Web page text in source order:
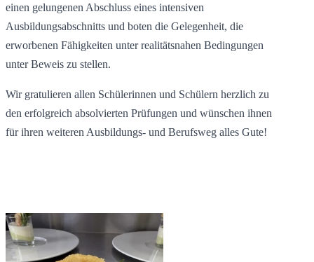
einen gelungenen Abschluss eines intensiven
Ausbildungsabschnitts und boten die Gelegenheit, die
erworbenen Fähigkeiten unter realitätsnahen Bedingungen
unter Beweis zu stellen.
Wir gratulieren allen Schülerinnen und Schülern herzlich zu
den erfolgreich absolvierten Prüfungen und wünschen ihnen
für ihren weiteren Ausbildungs- und Berufsweg alles Gute!